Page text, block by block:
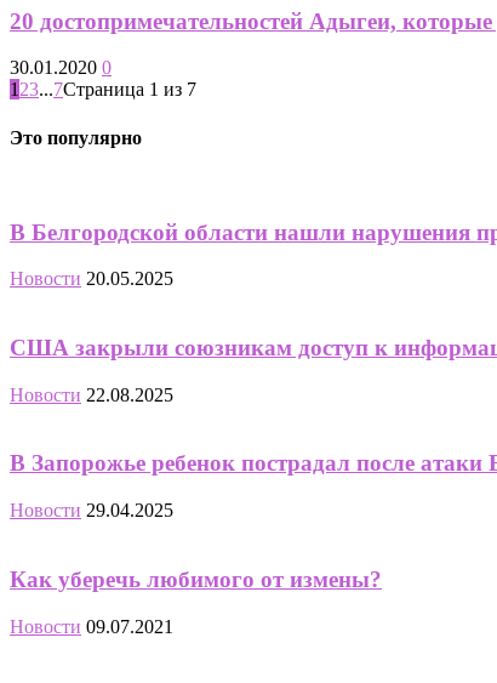
20 достопримечательностей Адыгеи,
30.01.2020 0
1 23...7Страница 1 из 7
Это популярно
В Белгородской области нашли нарушения
Новости 20.05.2025
США закрыли союзникам доступ к
Новости 22.08.2025
В Запорожье ребенок пострадал после
Новости 29.04.2025
Как уберечь любимого от измены?
Новости 09.07.2021